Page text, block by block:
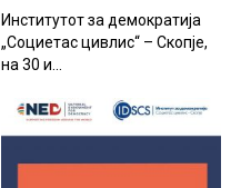
Институтот за демократија
„Социетас цивлис“ – Скопје,
на 30 и...